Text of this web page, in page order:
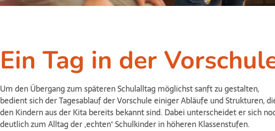
Ein Tag in der
Um den Übergang zum späteren Schulalltag möglichst sanft zu gestalten,
bedient sich der Tagesablauf der Vorschule einiger Abläufe und Strukturen,
den Kindern aus der Kita bereits bekannt sind. Dabei unterscheidet er sich
deutlich zum Alltag der ‚echten‘ Schulkinder in höheren Klassenstufen.